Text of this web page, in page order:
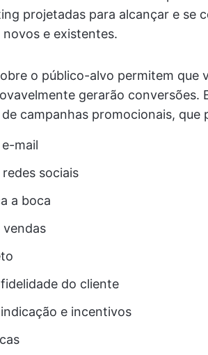
projetadas para alcançar e se
e existentes.
o público-alvo permitem que
gerarão conversões.
campanhas promocionais, que
mail
sociais
a boca
vendas
do cliente
e incentivos